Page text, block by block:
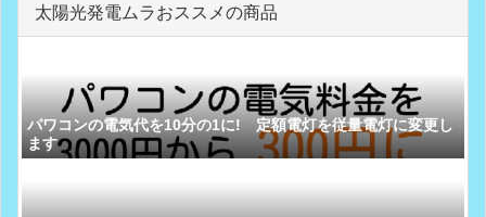
太陽光発電ムラおススメの商品
パワコンの電気代を10分の1に! 定額電灯を従量電灯に変更し
ます